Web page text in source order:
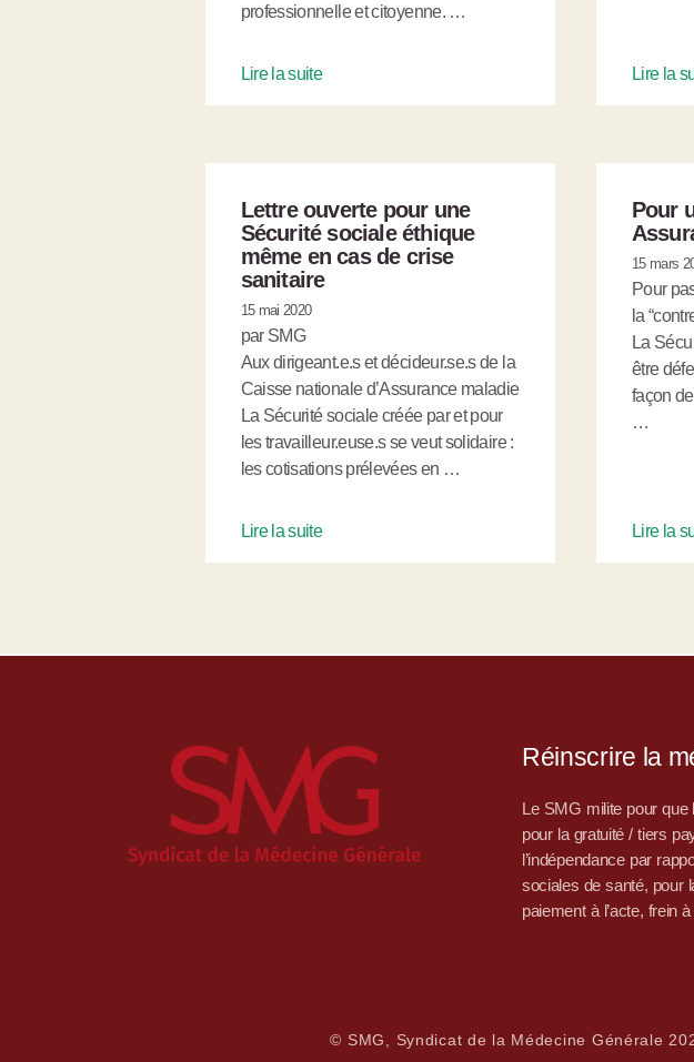
professionnelle et citoyenne. …
Lire la suite Lire la
Lettre ouverte pour une
Sécurité sociale éthique
même en cas de crise
sanitaire
15 mai 2020
par SMG
Aux dirigeant.e.s et décideur.se.s de la
Caisse nationale d’Assurance maladie
La Sécurité sociale créée par et pour
les travailleur.euse.s se veut solidaire :
les cotisations prélevées en …
Lire la suite
Pour
15 mars
Pour
la
La
être
façon
…
Lire la
Réinscrire la
Le SMG milite pour que
pour la gratuité / tiers
l’indépendance par
sociales de santé, pour
paiement à l’acte, frein
© SMG, Syndicat de la Médecine Générale